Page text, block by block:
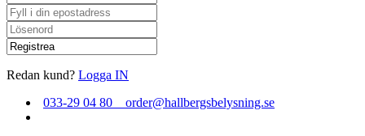
Redan kund? Logga IN
033-29 04 80 order@hallbergsbelysning.se